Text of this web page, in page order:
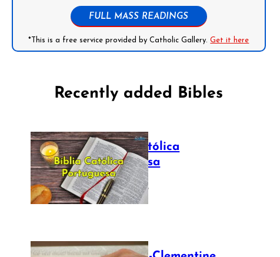
FULL MASS READINGS
*This is a free service provided by Catholic Gallery.Get it here
Recently added Bibles
Bíblia Católica
Portuguesa
July 16, 2025